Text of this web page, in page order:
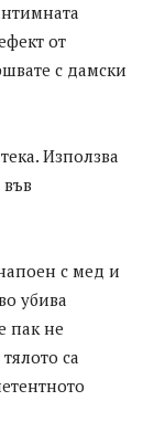
от
с дамски
Използва
с мед и
убива
пак не
са